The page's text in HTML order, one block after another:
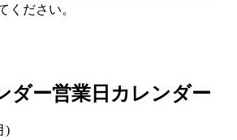
ください。
営業日カレンダー
)